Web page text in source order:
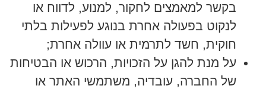
בקשר למאמצים לחקור, למנוע, לדווח או
לנקוט בפעולה אחרת בנוגע לפעילות בלתי
חוקית, חשד לתרמית או עוולה אחרת;
על מנת להגן על הזכויות, הרכוש או הבטיחות
של החברה, עובדיה, משתמשי האתר או